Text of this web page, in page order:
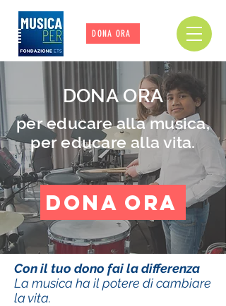
DONA ORA
DONA ORA
per educare alla musica,
per educare alla vita.
DONA ORA
Con il tuo dono fai la differenza
La musica ha il potere di cambiare
la vita.